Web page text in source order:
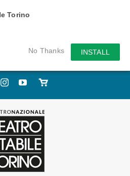
Torino
No Thanks INSTALL
InstagramYouTube
Store